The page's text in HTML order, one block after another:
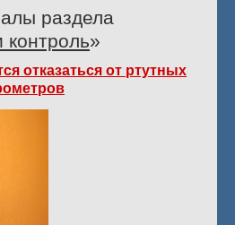
раздела
контроль»
отказаться от ртутных